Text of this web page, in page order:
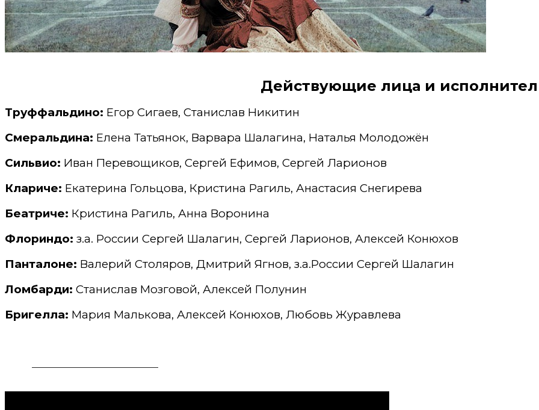
Действующие лица и
Труффальдино: Егор Сигаев, Станислав Никитин
Смеральдина: Елена Татьянок, Варвара Шалагина, Наталья Молодожён
Сильвио: Иван Перевощиков, Сергей Ефимов, Сергей Ларионов
Клариче: Екатерина Гольцова, Кристина Рагиль, Анастасия Снегирева
Беатриче: Кристина Рагиль, Анна Воронина
Флориндо: з.а. России Сергей Шалагин, Сергей Ларионов, Алексей Конюхов
Панталоне: Валерий Столяров, Дмитрий Ягнов, з.а.России Сергей Шалагин
Ломбарди: Станислав Мозговой, Алексей Полунин
Бригелла: Мария Малькова, Алексей Конюхов, Любовь Журавлева